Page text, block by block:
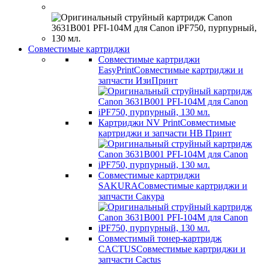
Совместимые картриджи
Совместимые картриджи
EasyPrintСовместимые картриджи и
запчасти ИзиПринт
Картриджи NV PrintСовместимые
картриджи и запчасти НВ Принт
Совместимые картриджи
SAKURAСовместимые картриджи и
запчасти Сакура
Совместимый тонер-картридж
CACTUSСовместимые картриджи и
запчасти Cactus